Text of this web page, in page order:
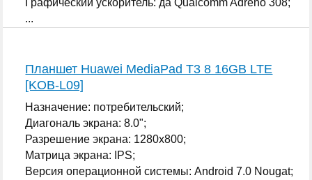
...
Планшет Huawei MediaPad T3 8 16GB LTE
[KOB-L09]
Назначение: потребительский;
Диагональ экрана: 8.0";
Разрешение экрана: 1280x800;
Матрица экрана: IPS;
Версия операционной системы: Android 7.0 Nougat;